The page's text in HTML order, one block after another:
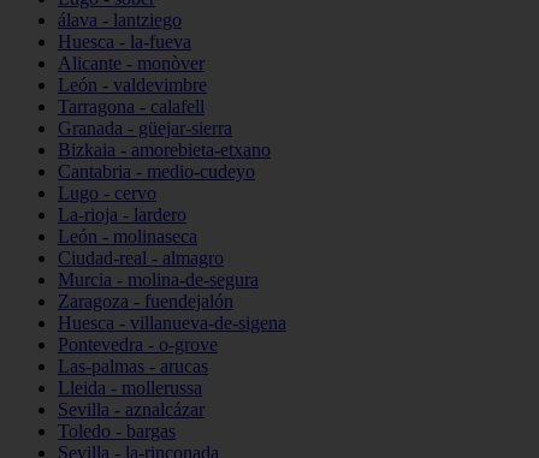
álava - lantziego
Huesca - la-fueva
Alicante - monòver
León - valdevimbre
Tarragona - calafell
Granada - güejar-sierra
Bizkaia - amorebieta-etxano
Cantabria - medio-cudeyo
Lugo - cervo
La-rioja - lardero
León - molinaseca
Ciudad-real - almagro
Murcia - molina-de-segura
Zaragoza - fuendejalón
Huesca - villanueva-de-sigena
Pontevedra - o-grove
Las-palmas - arucas
Lleida - mollerussa
Sevilla - aznalcázar
Toledo - bargas
Sevilla - la-rinconada